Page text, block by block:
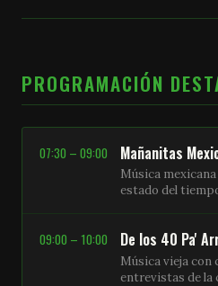
PROGRAMACIÓN
07:30 – 09:00 Mañanitas
Música
estado del
09:00 – 10:00 De los 40 Pa'
Música vieja con
entrevistas de la